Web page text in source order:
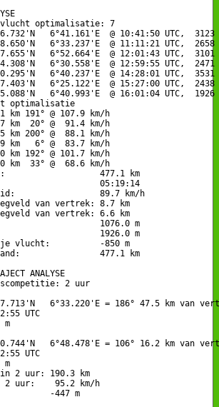
optimalisatie: 7
6°41.161'E  @ 10:41:50 UTC,  3123
6°33.237'E  @ 11:11:21 UTC,  2658
6°52.664'E  @ 12:01:43 UTC,  3101
6°30.558'E  @ 12:59:55 UTC,  2471
6°40.237'E  @ 14:28:01 UTC,  3531
6°25.122'E  @ 15:27:00 UTC,  2438
6°40.993'E  @ 16:01:04 UTC,  1926
optimalisatie
km 191° @ 107.9 km/h
km  20° @  91.4 km/h
km 200° @  88.1 km/h
km   6° @  83.7 km/h
km 192° @ 101.7 km/h
km  33° @  68.6 km/h
477.1 km
05:19:14
89.7 km/h
van vertrek: 8.7 km
van vertrek: 6.6 km
1076.0 m
1926.0 m
vlucht:          -850 m
477.1 km
ANALYSE
2 uur
6°33.220'E = 186° 47.5 km van
UTC
m
6°48.478'E = 106° 16.2 km van
UTC
m
2 uur: 190.3 km
2 uur:    95.2 km/h
-447 m